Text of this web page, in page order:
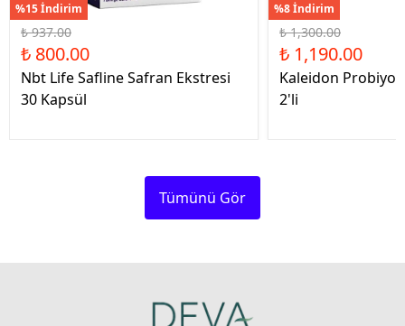
%15 İndirim
₺ 937.00
₺ 800.00
Nbt Life Safline Safran Ekstresi
30 Kapsül
%8 İndirim
₺ 1,300.00
₺ 1,190.00
Kaleidon
2'li
Tümünü Gör